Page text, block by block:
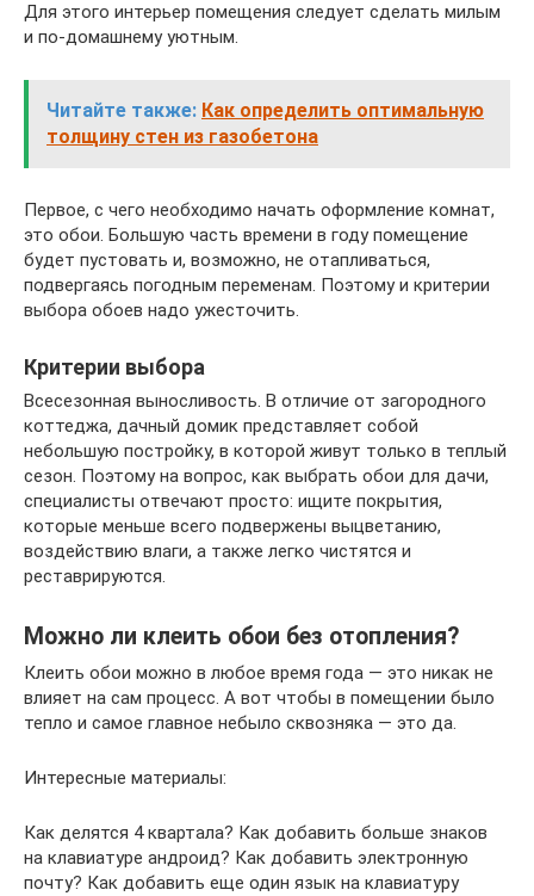
Для этого интерьер помещения следует сделать милым
и по-домашнему уютным.
Читайте также: Как определить оптимальную
толщину стен из газобетона
Первое, с чего необходимо начать оформление комнат,
это обои. Большую часть времени в году помещение
будет пустовать и, возможно, не отапливаться,
подвергаясь погодным переменам. Поэтому и критерии
выбора обоев надо ужесточить.
Критерии выбора
Всесезонная выносливость. В отличие от загородного
коттеджа, дачный домик представляет собой
небольшую постройку, в которой живут только в теплый
сезон. Поэтому на вопрос, как выбрать обои для дачи,
специалисты отвечают просто: ищите покрытия,
которые меньше всего подвержены выцветанию,
воздействию влаги, а также легко чистятся и
реставрируются.
Можно ли клеить обои без отопления?
Клеить обои можно в любое время года — это никак не
влияет на сам процесс. А вот чтобы в помещении было
тепло и самое главное небыло сквозняка — это да.
Интересные материалы:
Как делятся 4 квартала? Как добавить больше знаков
на клавиатуре андроид? Как добавить электронную
почту? Как добавить еще один язык на клавиатуру